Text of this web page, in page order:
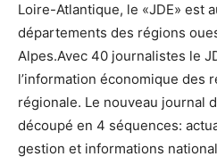
Loire-Atlantique, le «JDE» est
départements des régions
Alpes.Avec 40 journalistes le
l’information économique des
régionale. Le nouveau journal
découpé en 4 séquences:
gestion et informations